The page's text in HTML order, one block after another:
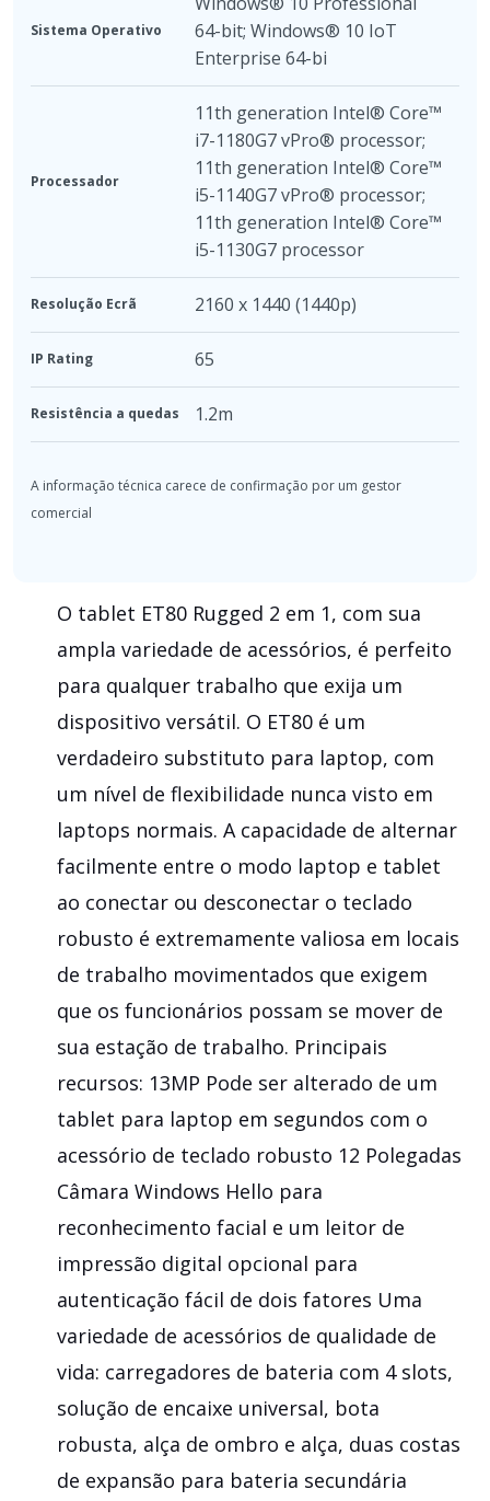
Sistema Operativo
64-bit; Windows® 10 IoT
Enterprise 64-bi
Processador
11th generation Intel® Core™
i7-1180G7 vPro® processor;
11th generation Intel® Core™
i5-1140G7 vPro® processor;
11th generation Intel® Core™
i5-1130G7 processor
Resolução Ecrã 2160 x 1440 (1440p)
IP Rating 65
Resistência a quedas 1.2m
O tablet ET80 Rugged 2 em 1, com sua
ampla variedade de acessórios, é perfeito
para qualquer trabalho que exija um
dispositivo versátil. O ET80 é um
verdadeiro substituto para laptop, com
um nível de flexibilidade nunca visto em
laptops normais. A capacidade de alternar
facilmente entre o modo laptop e tablet
ao conectar ou desconectar o teclado
robusto é extremamente valiosa em locais
de trabalho movimentados que exigem
que os funcionários possam se mover de
sua estação de trabalho. Principais
recursos: 13MP Pode ser alterado de um
tablet para laptop em segundos com o
acessório de teclado robusto 12 Polegadas
Câmara Windows Hello para
reconhecimento facial e um leitor de
impressão digital opcional para
autenticação fácil de dois fatores Uma
variedade de acessórios de qualidade de
vida: carregadores de bateria com 4 slots,
solução de encaixe universal, bota
robusta, alça de ombro e alça, duas costas
de expansão para bateria secundária